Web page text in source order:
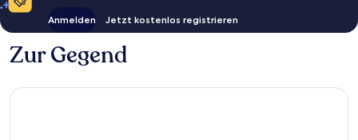
Anmelden Jetzt kostenlos registrieren
Zur Gegend